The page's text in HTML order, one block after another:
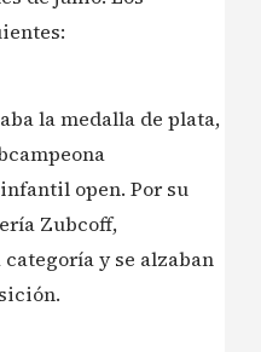
la medalla de plata,
open. Por su
Zubcoff,
y se alzaban